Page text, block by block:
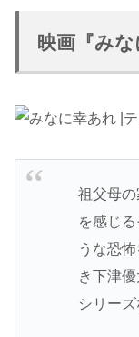
映画『み
祖父母
を感じ
うな恐
き下津
シリー